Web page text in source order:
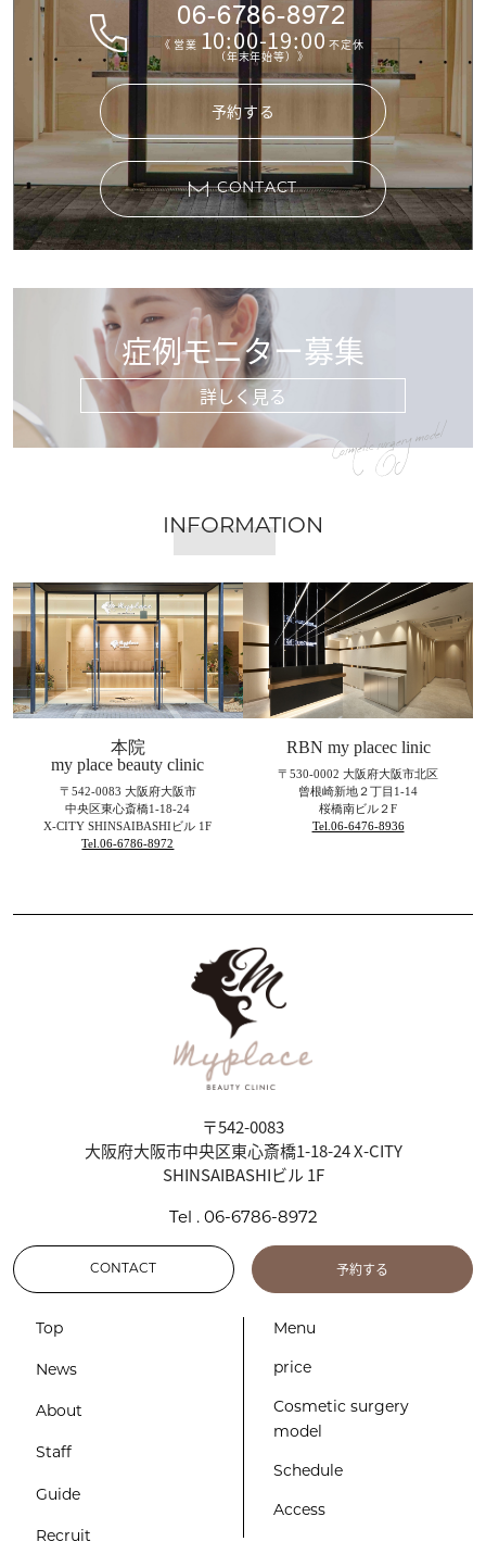
06-6786-8972
《 営業 10:00-19:00不定休
（年末年始等）》
予約する
CONTACT
症例モニター募集
詳しく見る
Cosmetic surgery model
INFORMATION
本院
my place beauty clinic
〒542-0083 大阪府大阪市
中央区東心斎橋1-18-24
X-CITY SHINSAIBASHIビル 1F
Tel.06-6786-8972
RBN my placec linic
〒530-0002 大阪府大阪市北区
曾根崎新地２丁目1-14
桜橋南ビル２F
Tel.06-6476-8936
〒542-0083
大阪府大阪市中央区東心斎橋1-18-24 X-CITY
SHINSAIBASHIビル 1F
Tel . 06-6786-8972
CONTACT 予約する
Top
News
About
Staff
Guide
Recruit
Menu
price
Cosmetic surgery
model
Schedule
Access